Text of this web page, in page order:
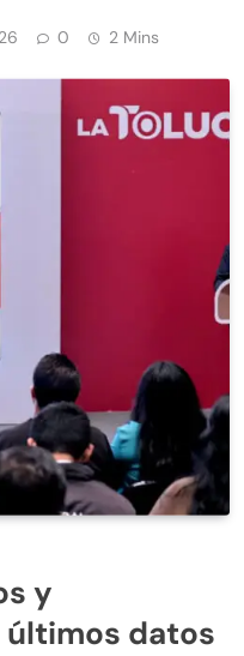
0 2 Mins
y
datos